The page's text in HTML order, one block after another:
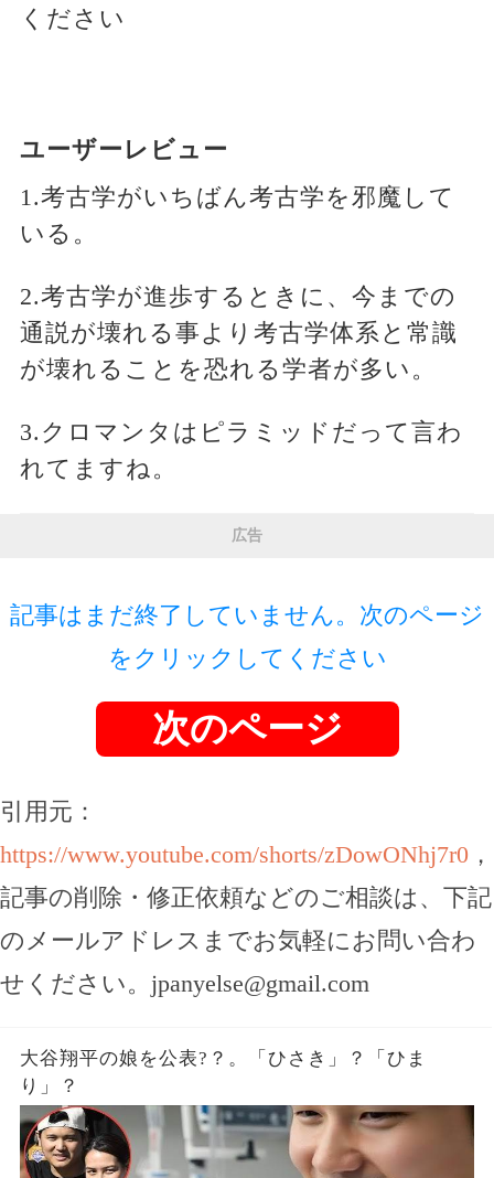
ください
ユーザーレビュー
1.考古学がいちばん考古学を邪魔して
いる。
2.考古学が進歩するときに、今までの
通説が壊れる事より考古学体系と常識
が壊れることを恐れる学者が多い。
3.クロマンタはピラミッドだって言わ
れてますね。
広告
記事はまだ終了していません。次のページ
をクリックしてください
次のページ
引用元：
https://www.youtube.com/shorts/zDowONhj7r0 ，
記事の削除・修正依頼などのご相談は、下記
のメールアドレスまでお気軽にお問い合わ
せください。 jpanyelse@gmail.com
大谷翔平の娘を公表?？。「ひさき」？「ひま
り」？